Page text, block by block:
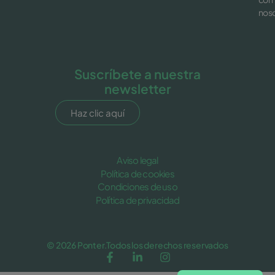
Suscríbete a nuestra
newsletter
Haz clic aquí
Aviso legal
Política de cookies
Condiciones de uso
Política de privacidad
© 2026 Ponter.Todos los derechos reservados